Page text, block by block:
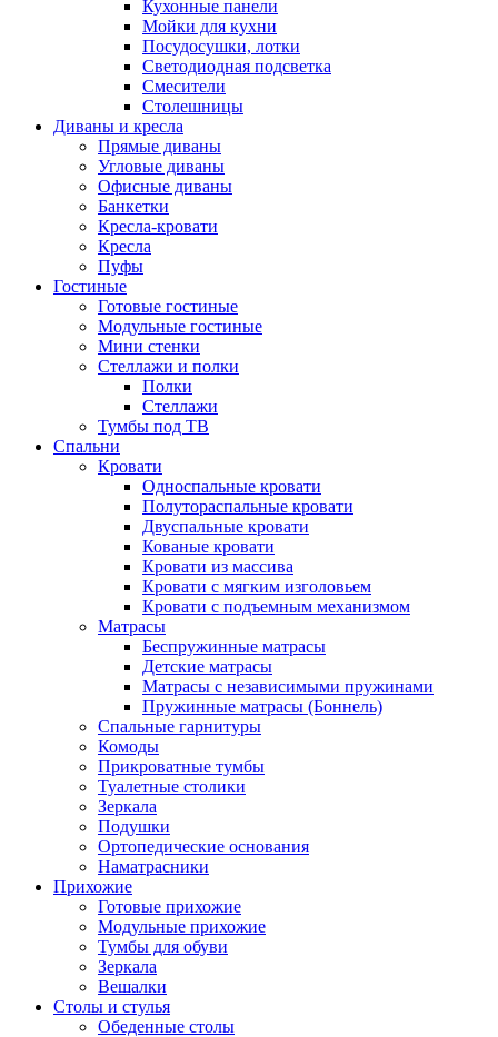
Кухонные панели
Мойки для кухни
Посудосушки, лотки
Светодиодная подсветка
Смесители
Столешницы
Диваны и кресла
Прямые диваны
Угловые диваны
Офисные диваны
Банкетки
Кресла-кровати
Кресла
Пуфы
Гостиные
Готовые гостиные
Модульные гостиные
Мини стенки
Стеллажи и полки
Полки
Стеллажи
Тумбы под ТВ
Спальни
Кровати
Односпальные кровати
Полутораспальные кровати
Двуспальные кровати
Кованые кровати
Кровати из массива
Кровати с мягким изголовьем
Кровати с подъемным механизмом
Матрасы
Беспружинные матрасы
Детские матрасы
Матрасы с независимыми пружинами
Пружинные матрасы (Боннель)
Спальные гарнитуры
Комоды
Прикроватные тумбы
Туалетные столики
Зеркала
Подушки
Ортопедические основания
Наматрасники
Прихожие
Готовые прихожие
Модульные прихожие
Тумбы для обуви
Зеркала
Вешалки
Столы и стулья
Обеденные столы